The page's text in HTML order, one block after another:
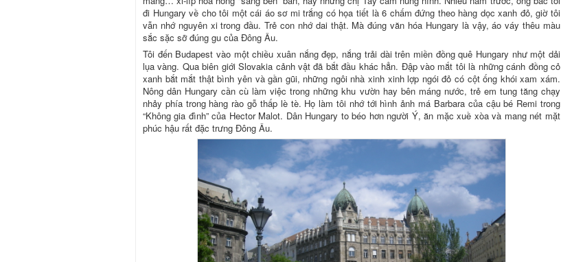
đi Hungary về cho tôi một cái áo sơ mi trắng có họa tiết là 6 chấm đứng theo hàng dọc xanh đỏ, giờ tôi
vẫn nhớ nguyên xi trong đầu. Trẻ con nhớ dai thật. Mà đúng văn hóa Hungary là vậy, áo váy thêu màu
sắc sặc sỡ đúng gu của Đông Âu.
Tôi đến Budapest vào một chiều xuân nắng đẹp, nắng trải dài trên miền đồng quê Hungary như một dải
lụa vàng. Qua biên giới Slovakia cảnh vật đã bắt đầu khác hẳn. Đập vào mắt tôi là những cánh đồng cỏ
xanh bắt mắt thật bình yên và gần gũi, những ngôi nhà xinh xinh lợp ngói đỏ có cột ống khói xam xám.
Nông dân Hungary cần cù làm việc trong những khu vườn hay bên máng nước, trẻ em tung tăng chạy
nhảy phía trong hàng rào gỗ thấp lè tè. Họ làm tôi nhớ tới hình ảnh má Barbara của cậu bé Remi trong
“Không gia đình” của Hector Malot. Dân Hungary to béo hơn người Ý, ăn mặc xuề xòa và mang nét mặt
phúc hậu rất đặc trưng Đông Âu.